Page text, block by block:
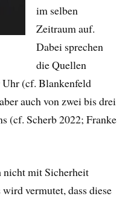
im selben
Zeitraum auf.
Dabei sprechen
die Quellen
(cf. Blankenfeld
auch von zwei bis drei
(cf. Scherb 2022; Franke
nicht mit Sicherheit
vermutet, dass diese